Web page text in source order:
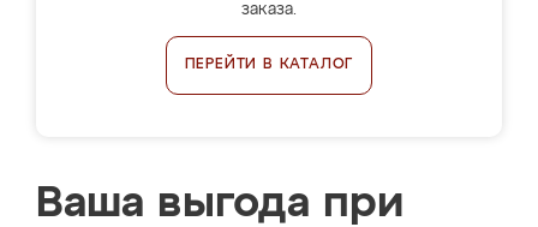
заказа.
ПЕРЕЙТИ В КАТАЛОГ
Ваша выгода при